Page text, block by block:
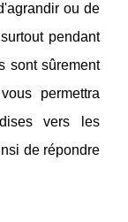
ou de
pendant
sont sûrement
permettra
vers les
de répondre